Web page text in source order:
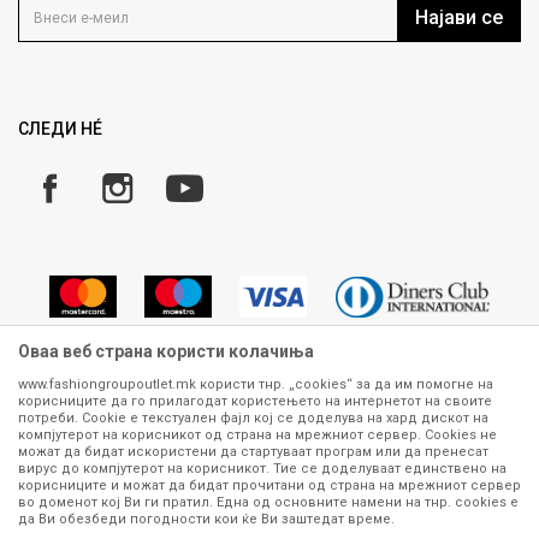
Кариера
Како да купите
Замена и рефундација на производи
Плаќање
Најави се
СЛЕДИ НÉ
Сите информации околу производите кои се изложени на нашата
онлајн продавница се стремиме да бидат конкретни, точни и прецизни,
меѓутоа не можеме да гарантираме дека се без ниту една грешка или
пак дека сите производи во моментот се достапни на залиха.
Фотографиите се најверодостојниот приказ на производот. Доколку
дојде до потреба за замена на производ или рефундација, процедурата
Оваа веб страна користи колачиња
www.fashiongroupoutlet.mk користи тнр. „cookies“ за да им помогне на
корисниците да го прилагодат користењето на интернетот на своите
потреби. Cookie е текстуален фајл кој се доделува на хард дискот на
компјутерот на корисникот од страна на мрежниот сервер. Cookies не
можат да бидат искористени да стартуваат програм или да пренесат
вирус до компјутерот на корисникот. Тие се доделуваат единствено на
корисниците и можат да бидат прочитани од страна на мрежниот сервер
во доменот кој Ви ги пратил. Една од основните намени на тнр. сookies е
да Ви обезбеди погодности кои ќе Ви заштедат време.